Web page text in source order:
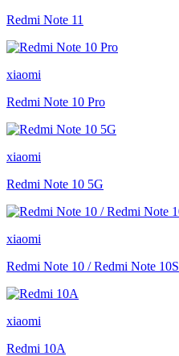
Redmi Note 11
xiaomi
Redmi Note 10 Pro
xiaomi
Redmi Note 10 5G
xiaomi
Redmi Note 10 / Redmi Note 10S
xiaomi
Redmi 10A